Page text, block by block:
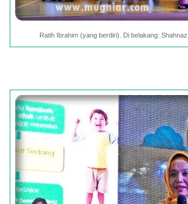
Ratih Ibrahim (yang berdiri). Di belakang: